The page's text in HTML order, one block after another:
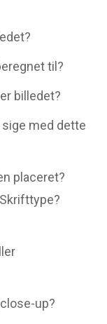
til?
billedet?
med dette
placeret?
up?